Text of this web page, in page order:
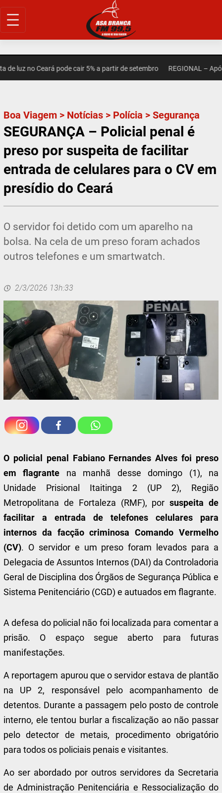
Pular
para
luz no Ceará pode cair 5% a partir de setembro REGIONAL – Após
Boa Viagem > Notícias > Polícia >Segurança
SEGURANÇA – Policial penal é
preso por suspeita de facilitar
entrada de celulares para o CV em
presídio do Ceará
O servidor foi detido com um aparelho na
bolsa. Na cela de um preso foram achados
outros telefones e um smartwatch.
2/3/2026 13h:33
O policial penal Fabiano Fernandes Alves foi preso
em flagrante na manhã desse domingo (1), na
Unidade Prisional Itaitinga 2 (UP 2), Região
Metropolitana de Fortaleza (RMF), porsuspeita de
facilitar a entrada de telefones celulares para
internos da facção criminosa Comando Vermelho
(CV). O servidor e um preso foram levados para a
Delegacia de Assuntos Internos (DAI) da Controladoria
Geral de Disciplina dos Órgãos de Segurança Pública e
Sistema Penitenciário (CGD) e autuados em flagrante.
A defesa do policial não foi localizada para comentar a
prisão. O espaço segue aberto para futuras
manifestações.
A reportagem apurou que o servidor estava de plantão
na UP 2, responsável pelo acompanhamento de
detentos. Durante a passagem pelo posto de controle
interno, ele tentou burlar a fiscalização ao não passar
pelo detector de metais, procedimento obrigatório
para todos os policiais penais e visitantes.
Ao ser abordado por outros servidores da Secretaria
de Administração Penitenciária e Ressocialização do